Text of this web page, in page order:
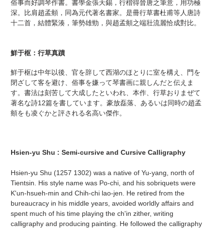
を
追
加
る
俗事而好調琴作書。書學金張天錫，行楷得晉唐之筆意，用功極
深。比肩趙孟頫，同為元代著名書家。是冊行草書杜甫等人唐詩
十二首，結體緊湊，筆勢雄勁，與趙孟頫之端壯流麗恰成對比。
鮮于枢：行草真蹟
鮮于枢は中年以後、官を辞して西湖のほとりに室を構え、門を
閉ざして客を避け、俗事を嫌って琴書画に親しんだと伝えま
す。書法は刻苦して大成したといわれ、本作、行草おりまぜて
著名な詩12篇を書しています。豪放磊落、あるいは同時の趙孟
頫をも凌ぐかと評される名高い傑作。
Hsien-yu Shu : Semi-cursive and Cursive Calligraphy
Hsien-yu Shu (1257 1302) was a native of Yu-yang, north of
Tientsin. His style name was Po-chi, and his sobriquets were
K'un-hsueh-min and Chih-chi lao-jen. He retired from the
bureaucracy in his middle years, avoided worldly affairs and
spent much of his time playing the ch'in zither, writing
calligraphy and producing painting. He followed the calligraphy